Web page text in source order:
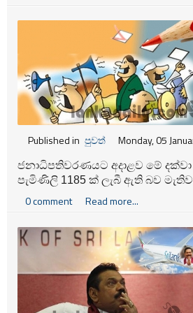
ක්‍රියාකාරී මෙහෙයුමේ නිරත කරවීමට
Published in පුවත් Monday, 05
ජනාධිපතිවරණයට අදාළව මේ
පැමිණිලි 1185 ක් ලැබී ඇති බව
0 comment Read more...